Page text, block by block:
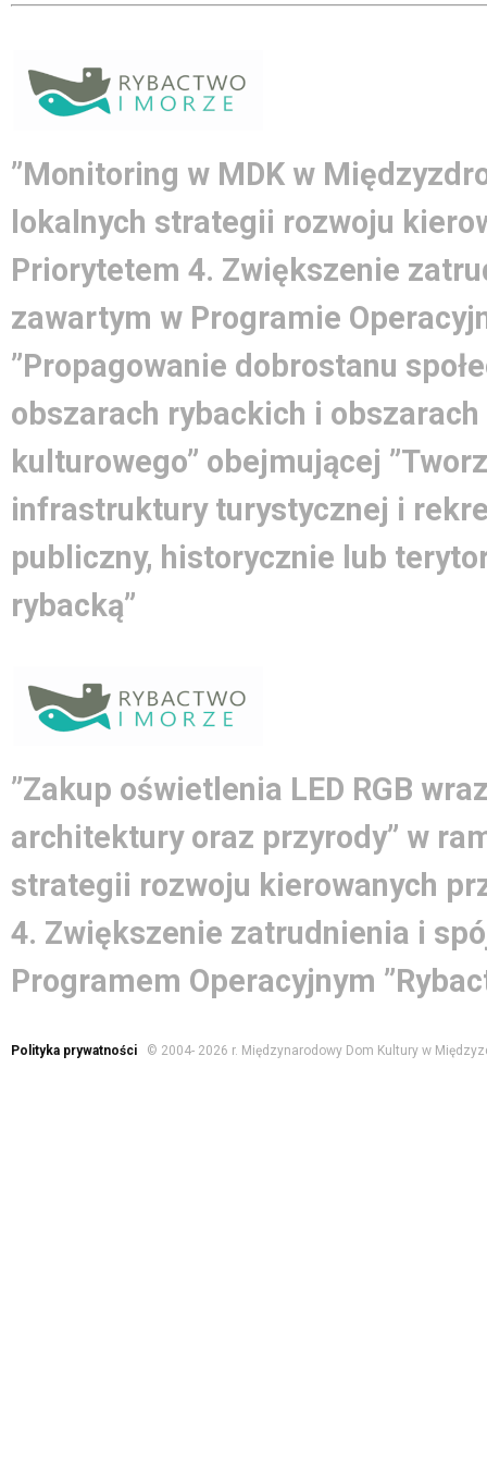
”Monitoring w MDK w
lokalnych strategii rozwoju
Priorytetem 4. Zwiększenie
zawartym w Programie
”Propagowanie dobrostanu
obszarach rybackich i
kulturowego” obejmującej
infrastruktury turystycznej i
publiczny, historycznie lub
rybacką”
”Zakup oświetlenia LED RGB
architektury oraz przyrody” w
strategii rozwoju kierowanych
4. Zwiększenie zatrudnienia i
Programem Operacyjnym
Polityka prywatności© 2004- 2026 r. Międzynarodowy Dom Kultury w